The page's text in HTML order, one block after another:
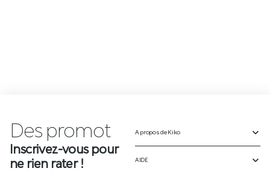
AJOUTER AU PANIER
Des promot
Inscrivez-vous pour
ne rien rater !
A propos de Kiko
AIDE